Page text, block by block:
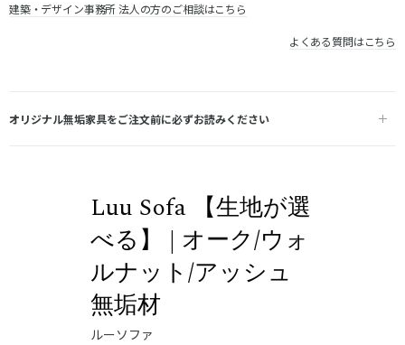
建築・デザイン事務所 法人の方のご相談はこちら
よくある質問はこちら
オリジナル無垢家具をご注文前に必ずお読みください
Luu Sofa 【生地が選
べる】 | オーク/ウォ
ルナット/アッシュ
無垢材
ルーソファ